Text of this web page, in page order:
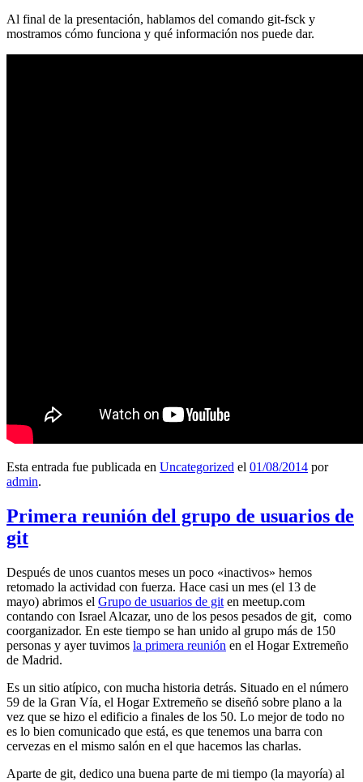
Al final de la presentación, hablamos del comando git-fsck y
mostramos cómo funciona y qué información nos puede dar.
Esta entrada fue publicada en Uncategorized el 01/08/2014 por
admin.
Primera reunión del grupo de usuarios de
git
Después de unos cuantos meses un poco «inactivos» hemos
retomado la actividad con fuerza. Hace casi un mes (el 13 de
mayo) abrimos el Grupo de usuarios de git en meetup.com
contando con Israel Alcazar, uno de los pesos pesados de git, como
coorganizador. En este tiempo se han unido al grupo más de 150
personas y ayer tuvimos la primera reunión en el Hogar Extremeño
de Madrid.
Es un sitio atípico, con mucha historia detrás. Situado en el número
59 de la Gran Vía, el Hogar Extremeño se diseñó sobre plano a la
vez que se hizo el edificio a finales de los 50. Lo mejor de todo no
es lo bien comunicado que está, es que tenemos una barra con
cervezas en el mismo salón en el que hacemos las charlas.
Aparte de git, dedico una buena parte de mi tiempo (la mayoría) al